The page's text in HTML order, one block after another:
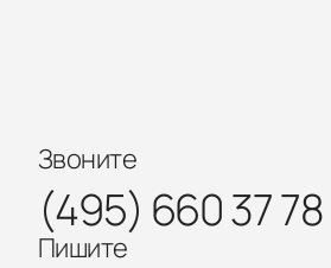
Звоните
(495) 660 37 78
Пишите